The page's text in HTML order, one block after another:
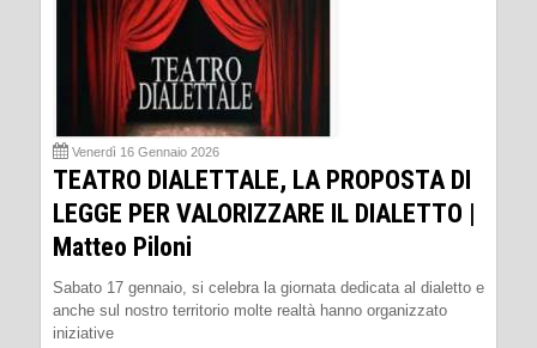
Venerdì 16 Gennaio 2026
TEATRO DIALETTALE, LA PROPOSTA DI
LEGGE PER VALORIZZARE IL DIALETTO |
Matteo Piloni
Sabato 17 gennaio, si celebra la giornata dedicata al dialetto e
anche sul nostro territorio molte realtà hanno organizzato
iniziative